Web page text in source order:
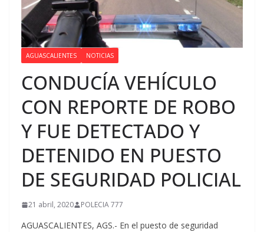
AGUASCALIENTES NOTICIAS
CONDUCÍA VEHÍCULO
CON REPORTE DE ROBO
Y FUE DETECTADO Y
DETENIDO EN PUESTO
DE SEGURIDAD POLICIAL
21 abril, 2020 POLECIA 777
AGUASCALIENTES, AGS.- En el puesto de seguridad